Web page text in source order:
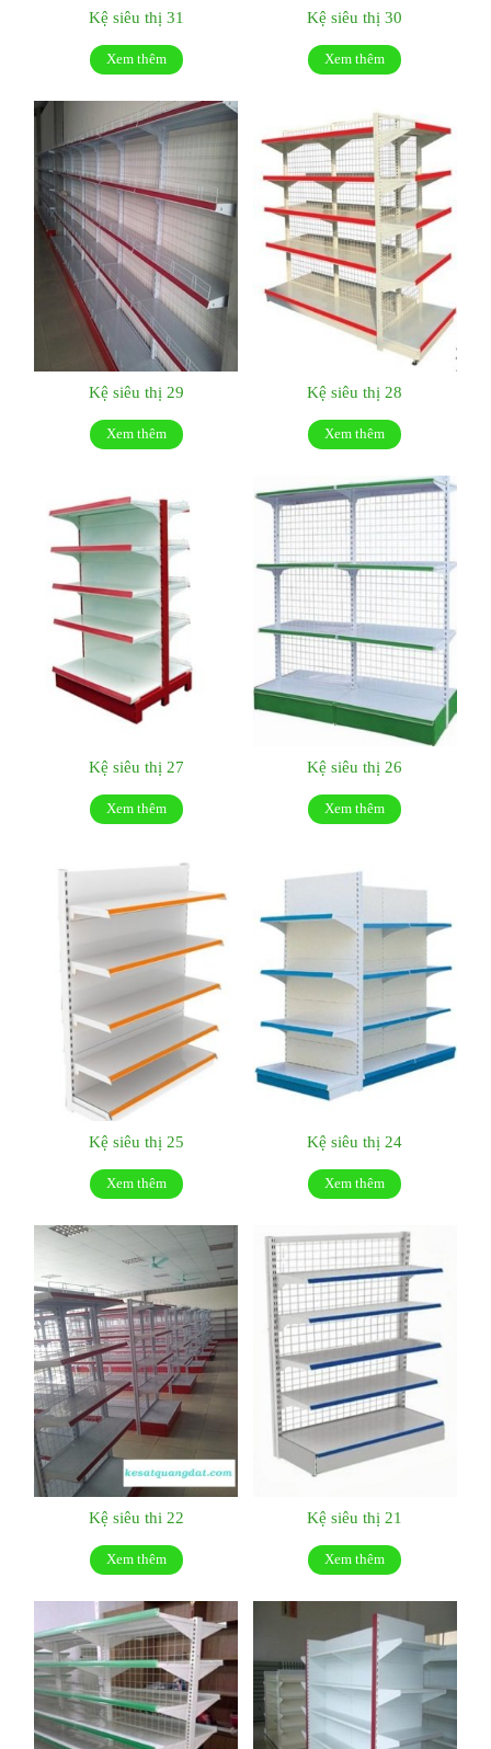
Kệ siêu thị 31
Xem thêm
Kệ siêu thị 30
Xem thêm
Kệ siêu thị 29
Xem thêm
Kệ siêu thị 28
Xem thêm
Kệ siêu thị 27
Xem thêm
Kệ siêu thị 26
Xem thêm
Kệ siêu thị 25
Xem thêm
Kệ siêu thị 24
Xem thêm
Kệ siêu thi 22
Xem thêm
Kệ siêu thị 21
Xem thêm